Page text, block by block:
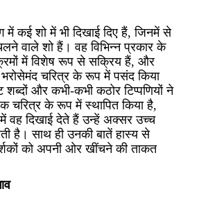
में कई शो में भी दिखाई दिए हैं, जिनमें से
वाले शो हैं। वह विभिन्न प्रकार के
में विशेष रूप से सक्रिय हैं, और
भरोसेमंद चरित्र के रूप में पसंद किया
और कभी-कभी कठोर टिप्पणियों ने
चरित्र के रूप में स्थापित किया है,
वह दिखाई देते हैं उन्हें अक्सर उच्च
है। साथ ही उनकी बातें हास्य से
को अपनी ओर खींचने की ताकत